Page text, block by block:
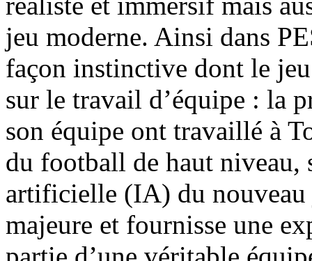
jeu moderne. Ainsi dans
façon instinctive dont le
sur le travail d’équipe : la
son équipe ont travaillé à
du football de haut niveau,
artificielle (IA) du nouveau
majeure et fournisse une